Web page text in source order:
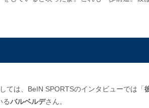
ては、BeIN SPORTSのインタビューでは「
るバルベルデさん。